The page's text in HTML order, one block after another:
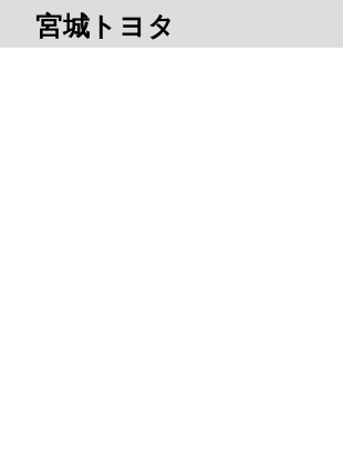
宮城トヨタ